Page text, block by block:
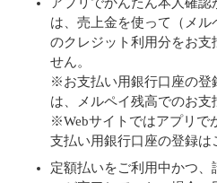
は、売上金を使って（メ
のクレジット利用分をお支
せん。
※お支払い用銀行口座の登
は、メルペイ残高でのお支
※Webサイトではアプリで
支払い用銀行口座の登録は
定額払いをご利用中かつ、